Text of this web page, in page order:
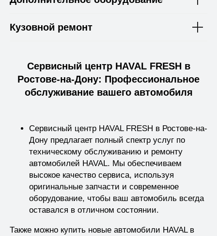
Кузовной ремонт
Сервисный центр HAVAL FRESH в
Ростове-на-Дону: Профессиональное
обслуживание вашего автомобиля
Сервисный центр HAVAL FRESH в Ростове-на-
Дону предлагает полный спектр услуг по
техническому обслуживанию и ремонту
автомобилей HAVAL. Мы обеспечиваем
высокое качество сервиса, используя
оригинальные запчасти и современное
оборудование, чтобы ваш автомобиль всегда
оставался в отличном состоянии.
Также можно купить новые автомобили HAVAL в